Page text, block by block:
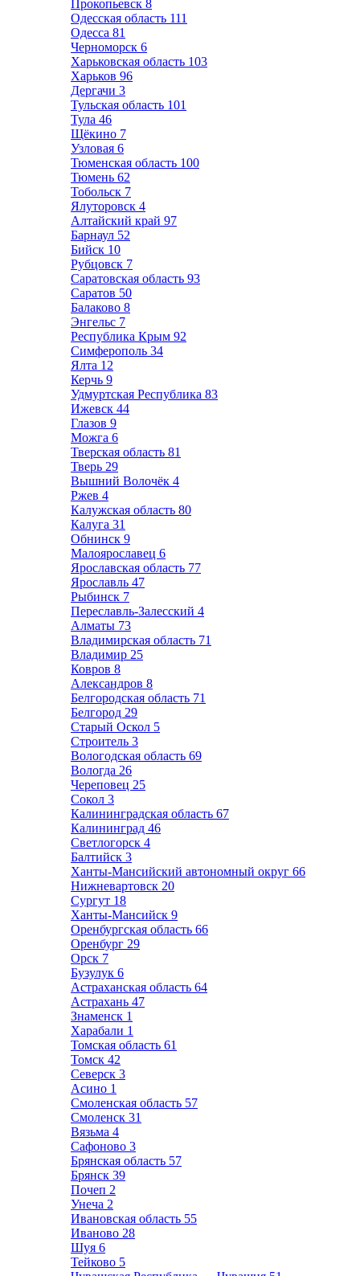
Прокопьевск 8
Одесская область 111
Одесса 81
Черноморск 6
Харьковская область 103
Харьков 96
Дергачи 3
Тульская область 101
Тула 46
Щёкино 7
Узловая 6
Тюменская область 100
Тюмень 62
Тобольск 7
Ялуторовск 4
Алтайский край 97
Барнаул 52
Бийск 10
Рубцовск 7
Саратовская область 93
Саратов 50
Балаково 8
Энгельс 7
Республика Крым 92
Симферополь 34
Ялта 12
Керчь 9
Удмуртская Республика 83
Ижевск 44
Глазов 9
Можга 6
Тверская область 81
Тверь 29
Вышний Волочёк 4
Ржев 4
Калужская область 80
Калуга 31
Обнинск 9
Малоярославец 6
Ярославская область 77
Ярославль 47
Рыбинск 7
Переславль-Залесский 4
Алматы 73
Владимирская область 71
Владимир 25
Ковров 8
Александров 8
Белгородская область 71
Белгород 29
Старый Оскол 5
Строитель 3
Вологодская область 69
Вологда 26
Череповец 25
Сокол 3
Калининградская область 67
Калининград 46
Светлогорск 4
Балтийск 3
Ханты-Мансийский автономный округ 66
Нижневартовск 20
Сургут 18
Ханты-Мансийск 9
Оренбургская область 66
Оренбург 29
Орск 7
Бузулук 6
Астраханская область 64
Астрахань 47
Знаменск 1
Харабали 1
Томская область 61
Томск 42
Северск 3
Асино 1
Смоленская область 57
Смоленск 31
Вязьма 4
Сафоново 3
Брянская область 57
Брянск 39
Почеп 2
Унеча 2
Ивановская область 55
Иваново 28
Шуя 6
Тейково 5